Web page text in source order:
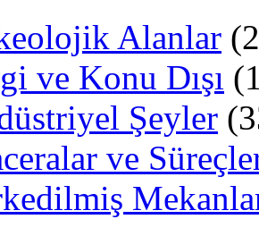
Alanlar
ve Konu Dışı
Şeyler
ve